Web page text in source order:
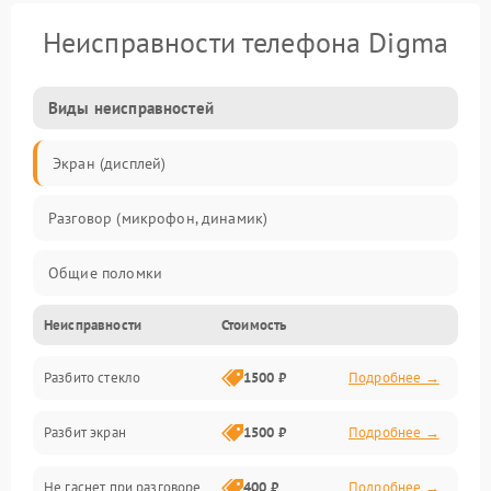
Неисправности телефона Digma
Виды неисправностей
Экран (дисплей)
Разговор (микрофон, динамик)
Общие поломки
Проблемы связи
Камеры
Проблемы с дисплеем и сенсором
Неисправности Стоимость
Разбито стекло 1500 ₽ Подробнее →
Разбит экран 1500 ₽ Подробнее →
Не гаснет при разговоре 400 ₽ Подробнее →